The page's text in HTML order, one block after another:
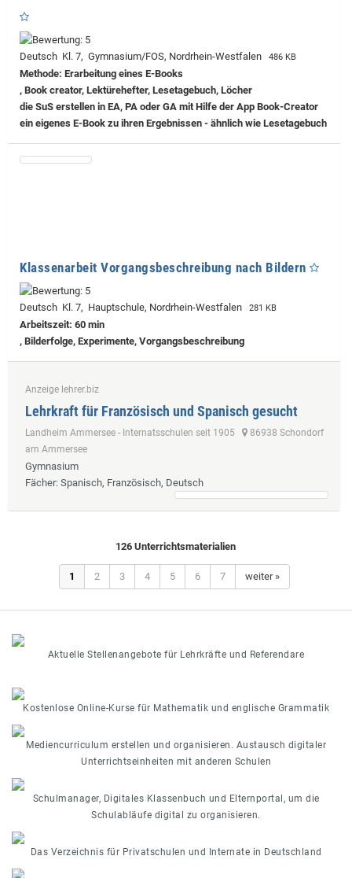
Deutsch Kl. 7, Gymnasium/FOS, Nordrhein-Westfalen 486 KB
Methode: Erarbeitung eines E-Books
, Book creator, Lektürehefter, Lesetagebuch, Löcher
die SuS erstellen in EA, PA oder GA mit Hilfe der App Book-Creator
ein eigenes E-Book zu ihren Ergebnissen - ähnlich wie Lesetagebuch
Klassenarbeit Vorgangsbeschreibung nach Bildern
Deutsch Kl. 7, Hauptschule, Nordrhein-Westfalen 281 KB
Arbeitszeit: 60 min
, Bilderfolge, Experimente, Vorgangsbeschreibung
Anzeige lehrer.biz
Lehrkraft für Französisch und Spanisch gesucht
Landheim Ammersee - Internatsschulen seit 1905
86938 Schondorf
am Ammersee
Gymnasium
Fächer: Spanisch, Französisch, Deutsch
126 Unterrichtsmaterialien
1 2 3 4 5 6 7 weiter »
Aktuelle Stellenangebote für Lehrkräfte und Referendare
Kostenlose Online-Kurse für Mathematik und englische Grammatik
Mediencurriculum erstellen und organisieren. Austausch digitaler
Unterrichtseinheiten mit anderen Schulen
Schulmanager, Digitales Klassenbuch und Elternportal, um die
Schulabläufe digital zu organisieren.
Das Verzeichnis für Privatschulen und Internate in Deutschland